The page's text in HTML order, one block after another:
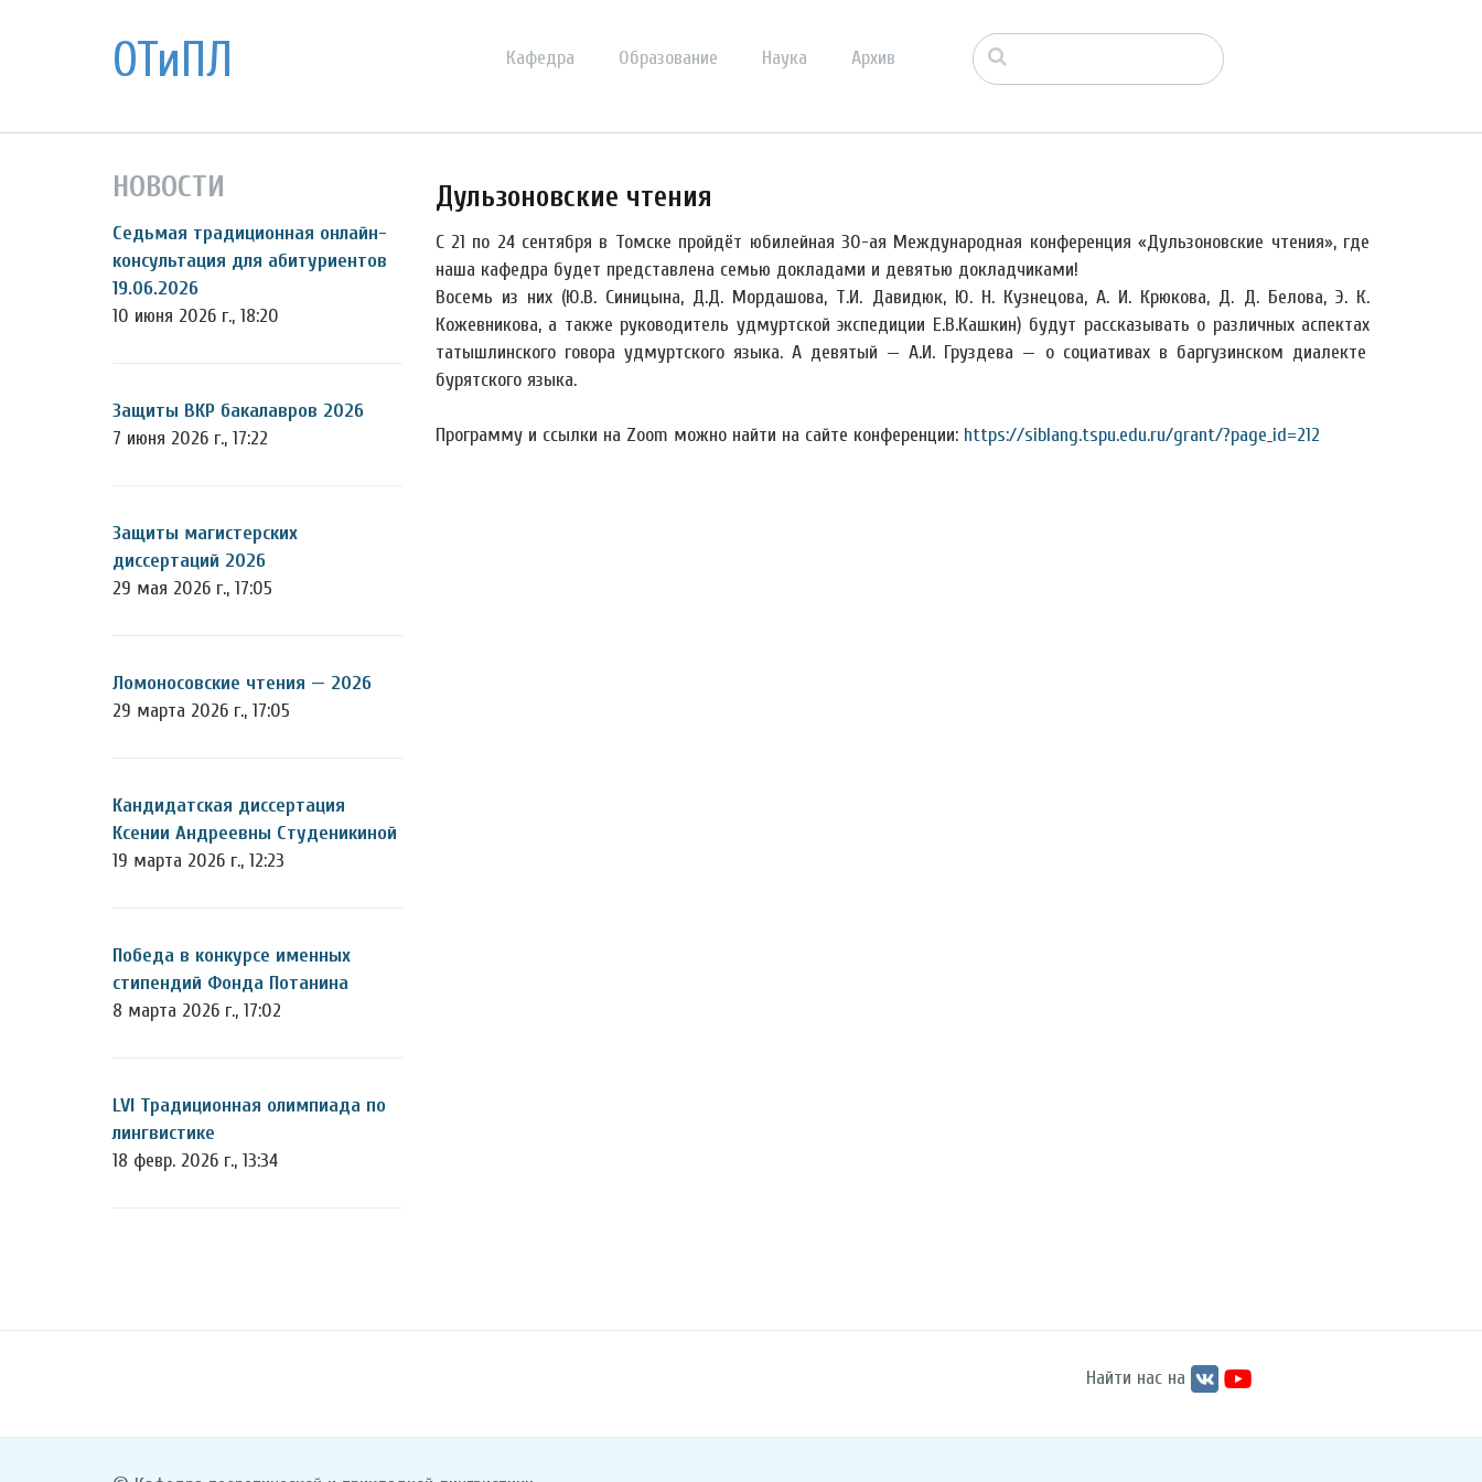
ОТиПЛ Кафедра Образование Наука Архив
НОВОСТИ
Седьмая традиционная онлайн-
консультация для абитуриентов
19.06.2026
10 июня 2026 г., 18:20
Защиты ВКР бакалавров 2026
7 июня 2026 г., 17:22
Защиты магистерских
диссертаций 2026
29 мая 2026 г., 17:05
Ломоносовские чтения — 2026
29 марта 2026 г., 17:05
Кандидатская диссертация
Ксении Андреевны Студеникиной
19 марта 2026 г., 12:23
Победа в конкурсе именных
стипендий Фонда Потанина
8 марта 2026 г., 17:02
LVI Традиционная олимпиада по
лингвистике
18 февр. 2026 г., 13:34
Дульзоновские чтения
С 21 по 24 сентября в Томске пройдёт юбилейная 30-ая Международная конференция «Дульзоновские чтения», где
наша кафедра будет представлена семью докладами и девятью докладчиками!
Восемь из них (Ю.В. Синицына, Д.Д. Мордашова, Т.И. Давидюк, Ю. Н. Кузнецова, А. И. Крюкова, Д. Д. Белова, Э. К.
Кожевникова, а также руководитель удмуртской экспедиции Е.В.Кашкин) будут рассказывать о различных аспектах
татышлинского говора удмуртского языка. А девятый — А.И. Груздева — о социативах в баргузинском диалекте
бурятского языка.
Программу и ссылки на Zoom можно найти на сайте конференции: https://siblang.tspu.edu.ru/grant/?page_id=212
Найти нас на